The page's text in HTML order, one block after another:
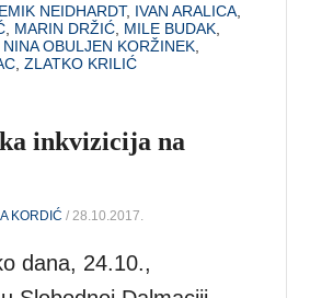
NEIDHARDT, IVAN ARALICA
MARIN DRŽIĆ MILE BUDAK
NINA OBULJEN KORŽINEK
,ZLATKO KRILIĆ
inkvizicija na
KORDIĆ / 28.10.2017.
dana, 24.10.,